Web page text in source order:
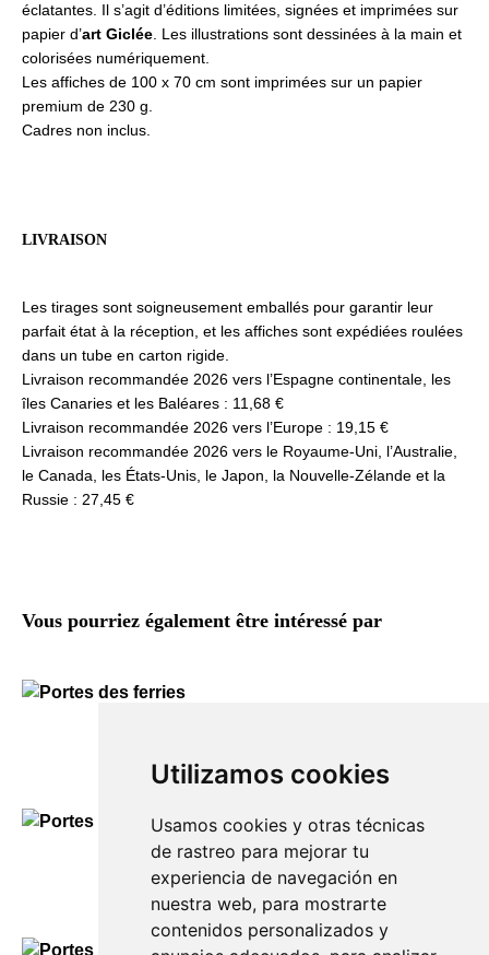
Utilizamos cookies
Usamos cookies y otras técnicas
de rastreo para mejorar tu
experiencia de navegación en
nuestra web, para mostrarte
contenidos personalizados y
éclatantes. Il s’agit d’éditions limitées, signées et imprimées sur
papier d’art Giclée . Les illustrations sont dessinées à la main et
colorisées numériquement.
Les affiches de 100 x 70 cm sont imprimées sur un papier
premium de 230 g.
Cadres non inclus.
LIVRAISON
Les tirages sont soigneusement emballés pour garantir leur
parfait état à la réception, et les affiches sont expédiées roulées
dans un tube en carton rigide.
Livraison recommandée 2026 vers l’Espagne continentale, les
îles Canaries et les Baléares : 11,68 €
Livraison recommandée 2026 vers l’Europe : 19,15 €
Livraison recommandée 2026 vers le Royaume-Uni, l’Australie,
le Canada, les États-Unis, le Japon, la Nouvelle-Zélande et la
Russie : 27,45 €
Vous pourriez également être intéressé par
90,00
Portes de Mahón
90,00